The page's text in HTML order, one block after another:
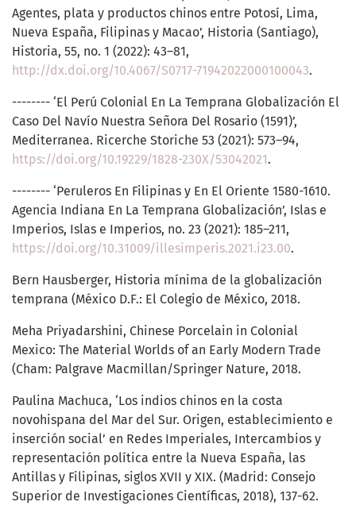
Agentes, plata y productos chinos entre Potosí, Lima,
Nueva España, Filipinas y Macao’, Historia (Santiago),
Historia, 55, no. 1 (2022): 43–81,
http://dx.doi.org/10.4067/S0717-71942022000100043.
-------- ‘El Perú Colonial En La Temprana Globalización El
Caso Del Navío Nuestra Señora Del Rosario (1591)’,
Mediterranea. Ricerche Storiche 53 (2021): 573–94,
https://doi.org/10.19229/1828-230X/53042021.
-------- ‘Peruleros En Filipinas y En El Oriente 1580-1610.
Agencia Indiana En La Temprana Globalización’, Islas e
Imperios, Islas e Imperios, no. 23 (2021): 185–211,
https://doi.org/10.31009/illesimperis.2021.i23.00.
Bern Hausberger, Historia mínima de la globalización
temprana (México D.F.: El Colegio de México, 2018.
Meha Priyadarshini, Chinese Porcelain in Colonial
Mexico: The Material Worlds of an Early Modern Trade
(Cham: Palgrave Macmillan/Springer Nature, 2018.
Paulina Machuca, ‘Los indios chinos en la costa
novohispana del Mar del Sur. Origen, establecimiento e
inserción social’ en Redes Imperiales, Intercambios y
representación política entre la Nueva España, las
Antillas y Filipinas, siglos XVII y XIX. (Madrid: Consejo
Superior de Investigaciones Científicas, 2018), 137-62.